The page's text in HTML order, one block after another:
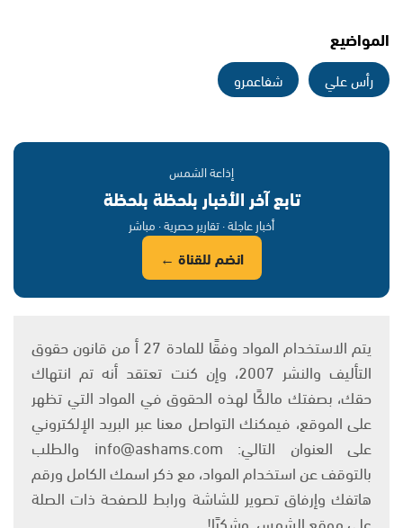
المواضيع
رأس علي شفاعمرو
إذاعة الشمس
تابع آخر الأخبار بلحظة بلحظة
أخبار عاجلة · تقارير حصرية · مباشر
انضم للقناة ←
يتم الاستخدام المواد وفقًا للمادة 27 أ من قانون حقوق
التأليف والنشر 2007، وإن كنت تعتقد أنه تم انتهاك
حقك، بصفتك مالكًا لهذه الحقوق في المواد التي تظهر
على الموقع، فيمكنك التواصل معنا عبر البريد الإلكتروني
على العنوان التالي: info@ashams.com والطلب
بالتوقف عن استخدام المواد، مع ذكر اسمك الكامل ورقم
هاتفك وإرفاق تصوير للشاشة ورابط للصفحة ذات الصلة